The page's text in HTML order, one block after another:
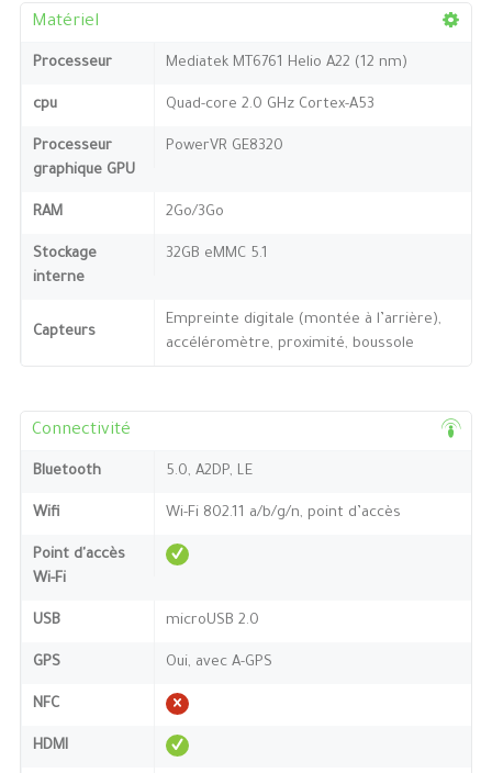
Matériel
Processeur Mediatek MT6761 Helio A22 (12 nm)
cpu Quad-core 2.0 GHz Cortex-A53
Processeur
graphique GPU
PowerVR GE8320
RAM 2Go/3Go
Stockage
interne
32GB eMMC 5.1
Capteurs
Empreinte digitale (montée à l’arrière),
accéléromètre, proximité, boussole
Connectivité
Bluetooth 5.0, A2DP, LE
Wifi Wi-Fi 802.11 a/b/g/n, point d’accès
Point d'accès
Wi-Fi
USB microUSB 2.0
GPS Oui, avec A-GPS
NFC
HDMI